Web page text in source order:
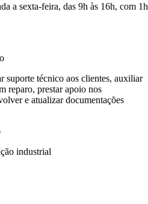
a sexta-feira, das 9h às 16h, com 1h
suporte técnico aos clientes, auxiliar
reparo, prestar apoio nos
e atualizar documentações
industrial